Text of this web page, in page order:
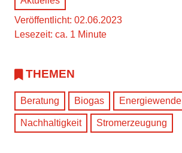
Veröffentlicht: 02.06.2023
Lesezeit: ca. 1 Minute
THEMEN
Beratung Biogas Energiewende
Nachhaltigkeit Stromerzeugung